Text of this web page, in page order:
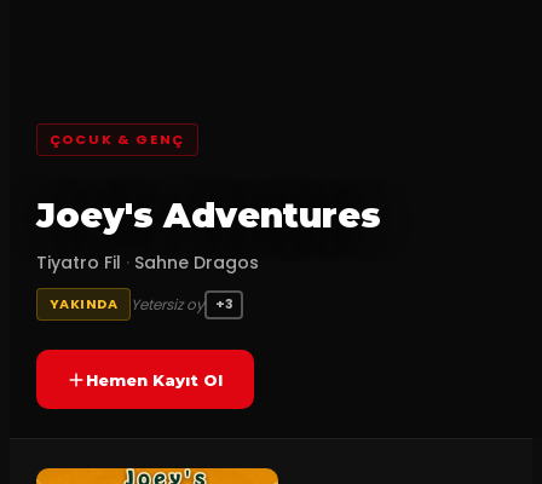
ÇOCUK & GENÇ
Joey's Adventures
Tiyatro Fil · Sahne Dragos
YAKINDA Yetersiz oy +3
Hemen Kayıt Ol